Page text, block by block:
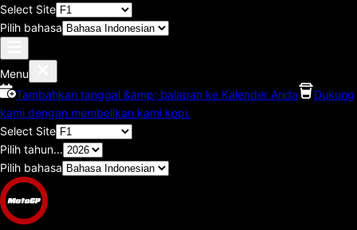
Select Site
Pilih bahasa
Menu
Tambahkan tanggal &amp; balapan ke Kalender Anda
Dukung
kami dengan membelikan kami kopi.
Select Site
Pilih tahun...
Pilih bahasa